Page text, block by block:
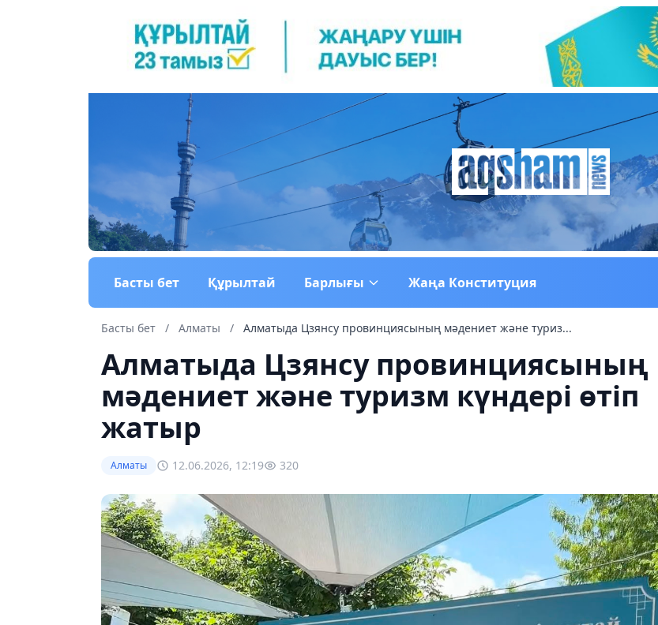
Басты бет Құрылтай Барлығы Жаңа Конституция
Басты бет / Алматы / Алматыда Цзянсу провинциясының мәдениет және туриз...
Алматыда Цзянсу провинциясының
мәдениет және туризм күндері өтіп
жатыр
Алматы 12.06.2026, 12:19 320